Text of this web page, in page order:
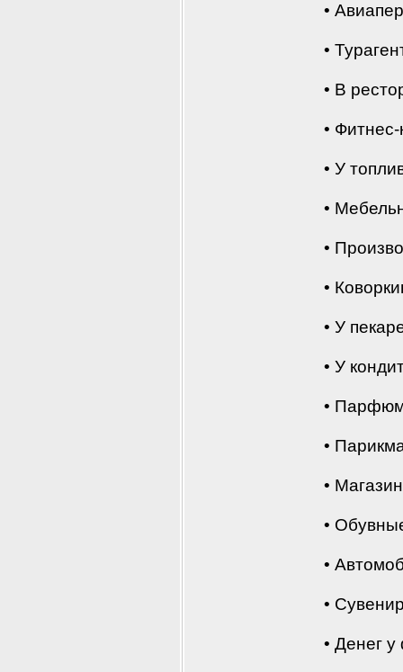
•
•
• В
•
• У
•
•
•
• У
• У
•
•
•
•
•
•
• Денег